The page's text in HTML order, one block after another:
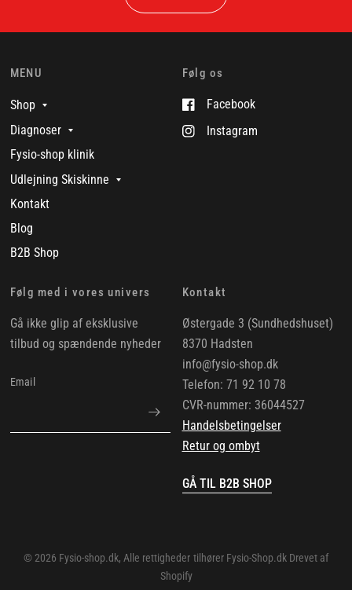
MENU
Shop
Diagnoser
Fysio-shop klinik
Udlejning Skiskinne
Kontakt
Blog
B2B Shop
Følg os
Facebook
Instagram
Følg med i vores univers
Gå ikke glip af eksklusive
tilbud og spændende nyheder
Email
Kontakt
Østergade 3 (Sundhedshuset)
8370 Hadsten
info@fysio-shop.dk
Telefon: 71 92 10 78
CVR-nummer: 36044527
Handelsbetingelser
Retur og ombyt
GÅ TIL B2B SHOP
© 2026 Fysio-shop.dk, Alle rettigheder tilhører Fysio-Shop.dk Drevet af
Shopify